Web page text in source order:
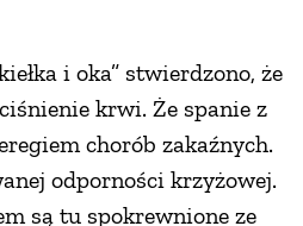
i oka” stwierdzono, że
krwi. Że spanie z
chorób zakaźnych.
odporności krzyżowej.
są tu spokrewnione ze